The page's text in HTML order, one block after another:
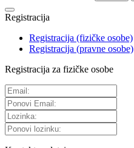
Registracija
Registracija (fizičke osobe)
Registracija (pravne osobe)
Registracija za fizičke osobe